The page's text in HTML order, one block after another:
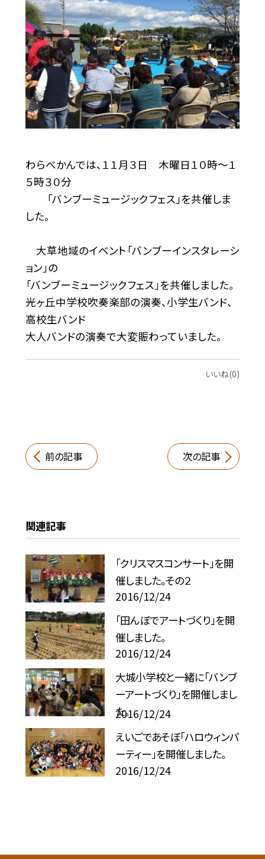
わらべかんでは、１１月３日 木曜日１０時〜１
５時３０分
「バンブーミュージックフェス」を共催しま
した。
大草地域のイベント「バンブーインスタレーシ
ョン」の
「バンブーミュージックフェス」を共催しました。
光ヶ丘中学校吹奏楽部の演奏、小学生バンド、
高校生バンド
大人バンドの演奏で大変賑わっていました。
いいね(0)
前の記事 次の記事
関連記事
「クリスマスコンサート」を開
催しました。その２
2016/12/24
「田んぼでアートづくり」を開
催しました。
2016/12/24
大城小学校と一緒に「バンブ
ーアートづくり」を開催しまし
た。
2016/12/24
えいごであそぼ「ハロウィンパ
ーティー」を開催しました。
2016/12/24